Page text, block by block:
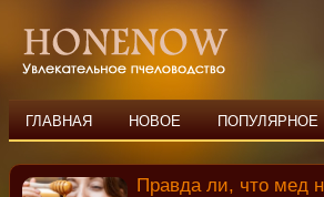
ГЛАВНАЯ НОВОЕ ПОПУЛЯРНОЕ
Правда ли, что мед